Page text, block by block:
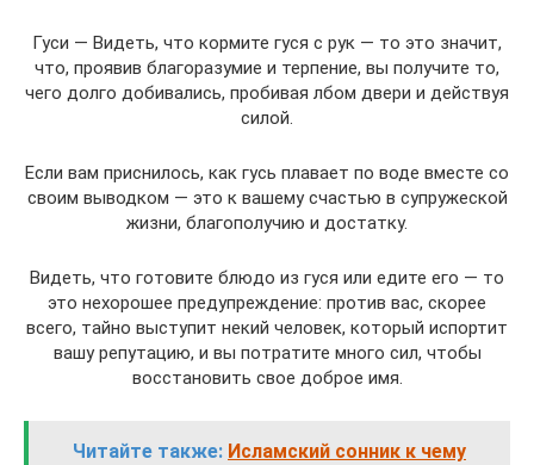
Гуси — Видеть, что кормите гуся с рук — то это значит,
что, проявив благоразумие и терпение, вы получите то,
чего долго добивались, пробивая лбом двери и действуя
силой.
Если вам приснилось, как гусь плавает по воде вместе со
своим выводком — это к вашему счастью в супружеской
жизни, благополучию и достатку.
Видеть, что готовите блюдо из гуся или едите его — то
это нехорошее предупреждение: против вас, скорее
всего, тайно выступит некий человек, который испортит
вашу репутацию, и вы потратите много сил, чтобы
восстановить свое доброе имя.
Читайте также: Исламский сонник к чему